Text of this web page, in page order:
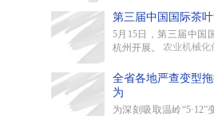
第三届中国国际茶
5月15日，第三届中国
杭州开展。 农业机械化
全省各地严查变型
为
为深刻吸取温岭